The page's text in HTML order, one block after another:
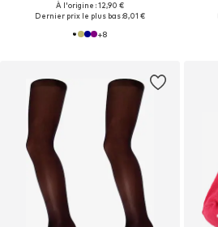
À l'origine : 12,90 €
Dernier prix le plus bas :8,01 €
+8